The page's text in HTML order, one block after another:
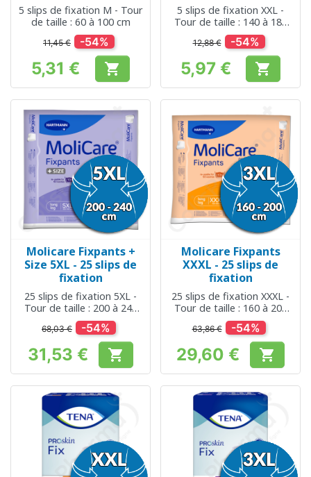
5 slips de fixation M - Tour
de taille : 60 à 100 cm
11,45 € -54%
Prix
5,31 € 
5 slips de fixation XXL -
Tour de taille : 140 à 180
cm
12,88 € -54%
Prix
5,97 € 
Molicare Fixpants +
Size 5XL - 25 slips de
fixation
25 slips de fixation 5XL -
Tour de taille : 200 à 240
cm
68,03 € -54%
Prix
31,53 € 
Molicare Fixpants
XXXL - 25 slips de
fixation
25 slips de fixation XXXL -
Tour de taille : 160 à 200
cm
63,86 € -54%
Prix
29,60 € 